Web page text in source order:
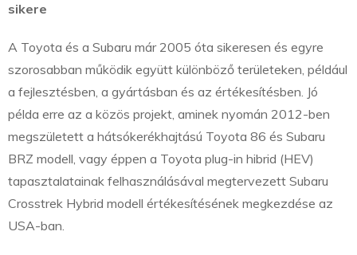
sikere
A Toyota és a Subaru már 2005 óta sikeresen és egyre
szorosabban működik együtt különböző területeken, például
a fejlesztésben, a gyártásban és az értékesítésben. Jó
példa erre az a közös projekt, aminek nyomán 2012-ben
megszületett a hátsókerékhajtású Toyota 86 és Subaru
BRZ modell, vagy éppen a Toyota plug-in hibrid (HEV)
tapasztalatainak felhasználásával megtervezett Subaru
Crosstrek Hybrid modell értékesítésének megkezdése az
USA-ban.